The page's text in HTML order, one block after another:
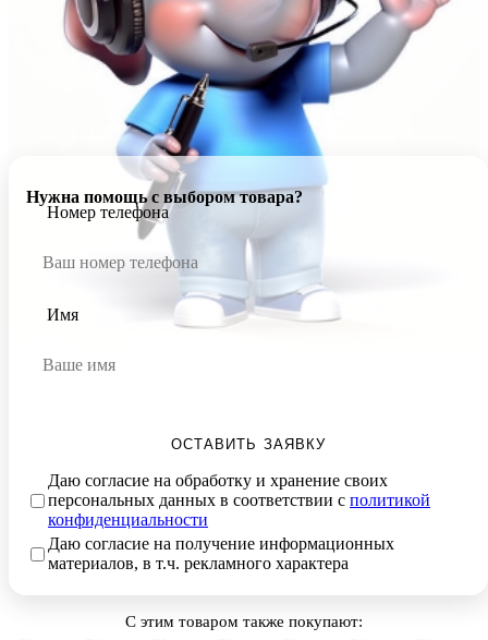
Нужна помощь с выбором товара?
Номер телефона
Имя
ОСТАВИТЬ ЗАЯВКУ
Даю согласие на обработку и хранение своих
персональных данных в соответствии с политикой
конфиденциальности
Даю согласие на получение информационных
материалов, в т.ч. рекламного характера
С этим товаром также покупают: